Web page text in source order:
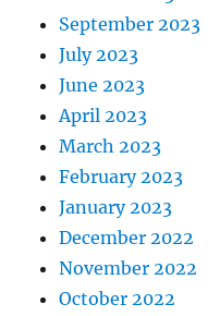
September 2023
July 2023
June 2023
April 2023
March 2023
February 2023
January 2023
December 2022
November 2022
October 2022